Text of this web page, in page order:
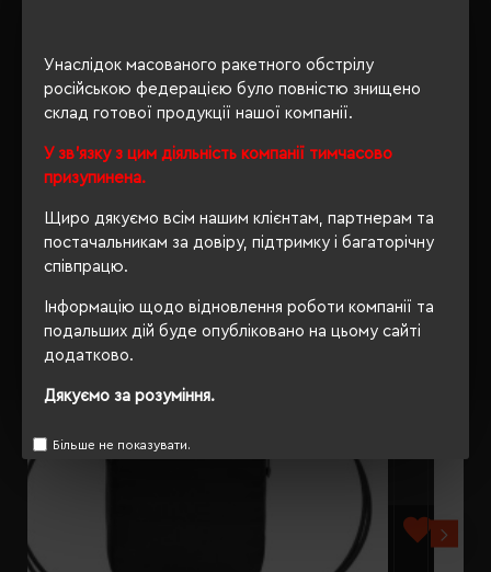
Унаслідок масованого ракетного обстрілу
російською федерацією було повністю знищено
склад готової продукції нашої компанії.
У зв'язку з цим діяльність компанії тимчасово
призупинена.
Щиро дякуємо всім нашим клієнтам, партнерам та
постачальникам за довіру, підтримку і багаторічну
співпрацю.
Інформацію щодо відновлення роботи компанії та
подальших дій буде опубліковано на цьому сайті
додатково.
Дякуємо за розуміння.
Більше не показувати.
ВІДГУКИ
РЕКОМЕНДУЄМО